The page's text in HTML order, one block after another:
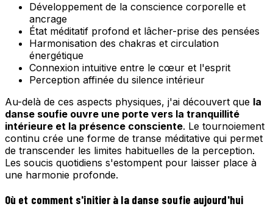
Développement de la conscience corporelle et
ancrage
État méditatif profond et lâcher-prise des pensées
Harmonisation des chakras et circulation
énergétique
Connexion intuitive entre le cœur et l'esprit
Perception affinée du silence intérieur
Au-delà de ces aspects physiques, j'ai découvert que la
danse soufie ouvre une porte vers la tranquillité
intérieure et la présence consciente. Le tournoiement
continu crée une forme de transe méditative qui permet
de transcender les limites habituelles de la perception.
Les soucis quotidiens s'estompent pour laisser place à
une harmonie profonde.
Où et comment s'initier à la danse soufie aujourd'hui